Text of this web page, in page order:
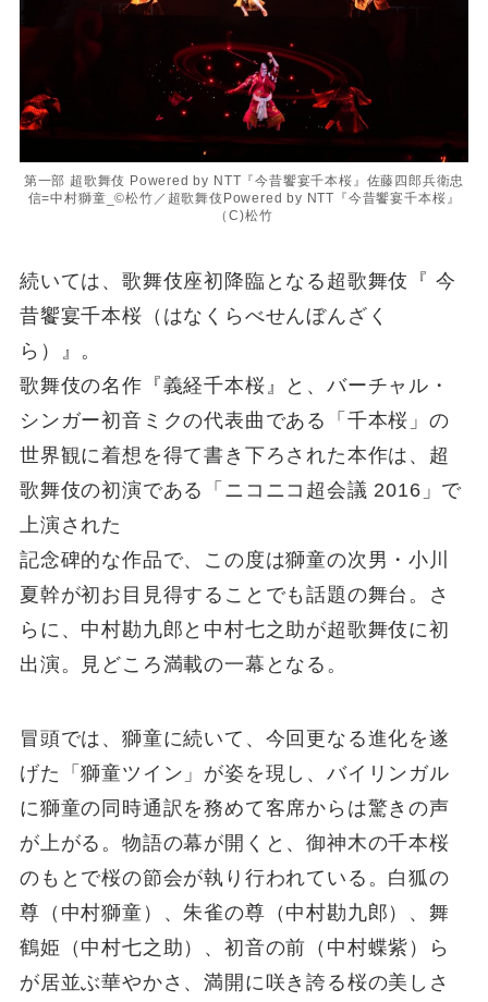
第一部 超歌舞伎 Powered by NTT『今昔饗宴千本桜』佐藤四郎兵衛忠
信=中村獅童_©松竹／超歌舞伎Powered by NTT『今昔饗宴千本桜』
（C)松竹
続いては、歌舞伎座初降臨となる超歌舞伎『 今
昔饗宴千本桜（はなくらべせんぼんざく
ら）』。
歌舞伎の名作『義経千本桜』と、バーチャル・
シンガー初音ミクの代表曲である「千本桜」の
世界観に着想を得て書き下ろされた本作は、超
歌舞伎の初演である「ニコニコ超会議 2016」で
上演された
記念碑的な作品で、この度は獅童の次男・小川
夏幹が初お目見得することでも話題の舞台。さ
らに、中村勘九郎と中村七之助が超歌舞伎に初
出演。見どころ満載の一幕となる。
冒頭では、獅童に続いて、今回更なる進化を遂
げた「獅童ツイン」が姿を現し、バイリンガル
に獅童の同時通訳を務めて客席からは驚きの声
が上がる。物語の幕が開くと、御神木の千本桜
のもとで桜の節会が執り行われている。白狐の
尊（中村獅童）、朱雀の尊（中村勘九郎）、舞
鶴姫（中村七之助）、初音の前（中村蝶紫）ら
が居並ぶ華やかさ、満開に咲き誇る桜の美しさ